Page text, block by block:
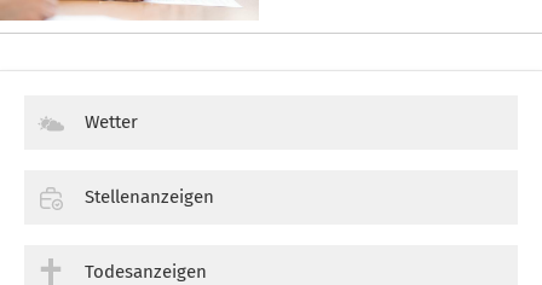
Wetter
Stellenanzeigen
Todesanzeigen